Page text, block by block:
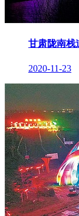
甘肃陇南栈
2020-11-23